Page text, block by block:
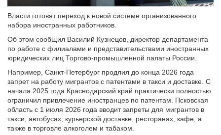
Власти готовят переход к новой системе организованного
набора иностранных работников.
Об этом сообщил Василий Кузнецов, директор департамента
по работе с филиалами и представительствами иностранных
юридических лиц Торгово-промышленной палаты России.
Например, Санкт-Петербург продлил до конца 2026 года
запрет на работу мигрантов с патентами в такси и доставке. С
начала 2025 года Краснодарский край практически полностью
ограничил привлечение иностранцев по патентам. Псковская
область с 1 июля 2026 года вводит запреты для мигрантов в
такси, автобусах, курьерской доставке, ресторанах, кафе, а
также в торговле алкоголем и табаком.